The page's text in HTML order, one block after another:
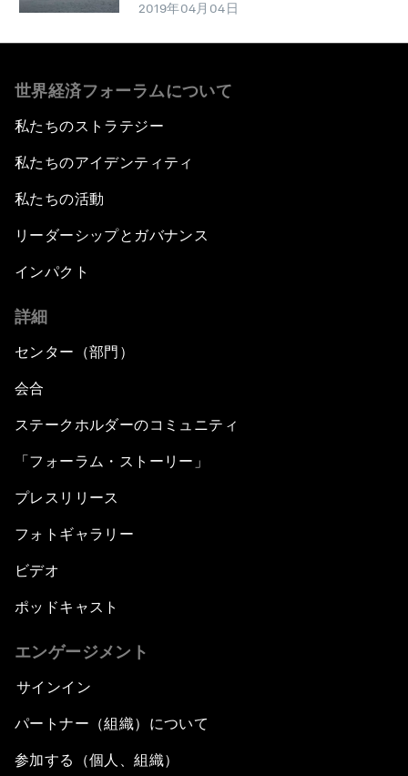
2019年04月04日
世界経済フォーラムについて
私たちのストラテジー
私たちのアイデンティティ
私たちの活動
リーダーシップとガバナンス
インパクト
詳細
センター（部門）
会合
ステークホルダーのコミュニティ
「フォーラム・ストーリー」
プレスリリース
フォトギャラリー
ビデオ
ポッドキャスト
エンゲージメント
サインイン
パートナー（組織）について
参加する（個人、組織）